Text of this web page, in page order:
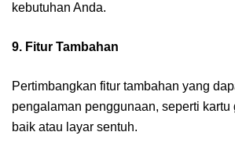
kebutuhan Anda.
9. Fitur Tambahan
Pertimbangkan fitur tambahan yang
pengalaman penggunaan, seperti kartu
baik atau layar sentuh.